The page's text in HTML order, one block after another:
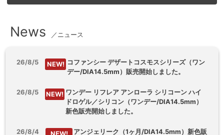
News ／ニュース
26/8/5 NEW! コファンシー デザートコスモスシリーズ（ワン
デー/DIA14.5mm）販売開始しました。
26/8/5 NEW! ワンデー リフレア アンローラ シリコーン ハイ
ドロゲル／シリコン（ワンデー/DIA14.5mm）
新色販売開始しました。
26/8/4 アンジェリーク（1ヶ月/DIA14.5mm）新色販